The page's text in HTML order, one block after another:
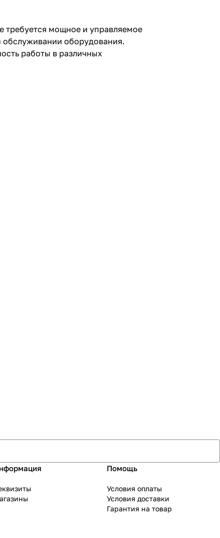
требуется мощное и управляемое
обслуживании оборудования.
работы в различных
Помощь
Условия оплаты
Условия доставки
Гарантия на товар